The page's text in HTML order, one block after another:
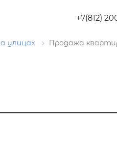
+7(812)
улицах Продажа